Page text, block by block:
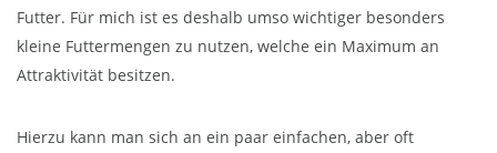
Futter. Für mich ist es deshalb umso wichtiger besonders
kleine Futtermengen zu nutzen, welche ein Maximum an
Attraktivität besitzen.
Hierzu kann man sich an ein paar einfachen, aber oft